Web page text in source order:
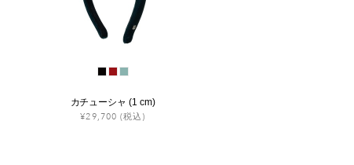
カチューシャ (1 cm)
¥29,700 (税込)